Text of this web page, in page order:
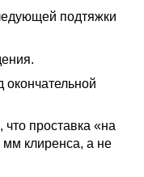
подтяжки
проставка «на
мм клиренса, а не